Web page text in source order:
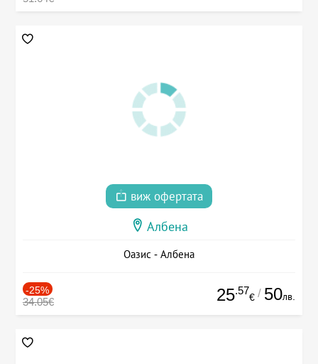
виж офертата
Албена
Оазис - Албена
-25%
34.05€ 25.57
€ / 50лв.